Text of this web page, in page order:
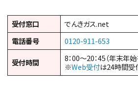
受付窓口
でんきガス.net
電話番号
0120-911-653
受付時間
8：00～20：45（年末年始
※Web受付は24時間受